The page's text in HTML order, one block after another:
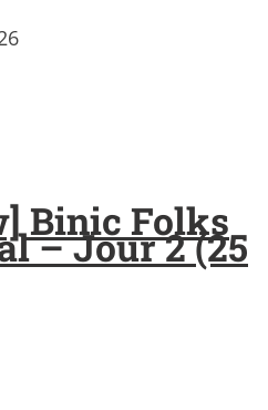
Binic Folks
– Jour 2 (25